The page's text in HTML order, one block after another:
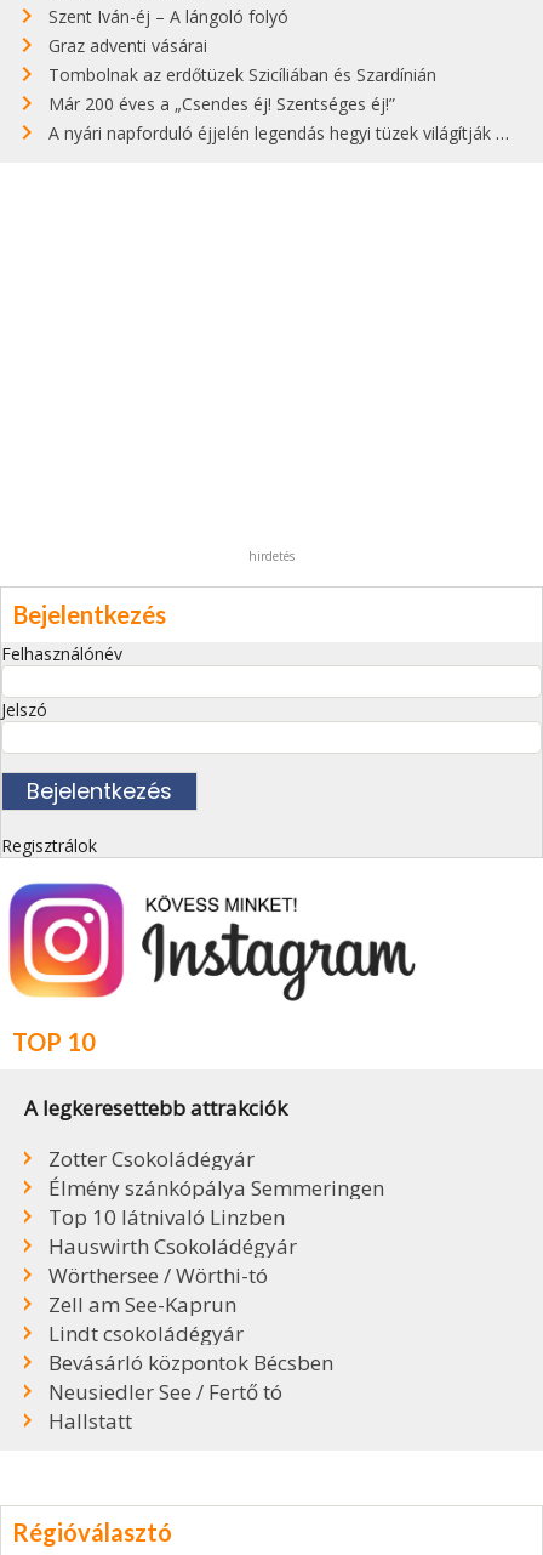
Szent Iván-éj – A lángoló folyó
Graz adventi vásárai
Tombolnak az erdőtüzek Szicíliában és Szardínián
Már 200 éves a „Csendes éj! Szentséges éj!”
A nyári napforduló éjjelén legendás hegyi tüzek világítják meg Zugspitzét
hirdetés
Bejelentkezés
Felhasználónév
Jelszó
Regisztrálok
TOP 10
A legkeresettebb attrakciók
Zotter Csokoládégyár
Élmény szánkópálya Semmeringen
Top 10 látnivaló Linzben
Hauswirth Csokoládégyár
Wörthersee / Wörthi-tó
Zell am See-Kaprun
Lindt csokoládégyár
Bevásárló központok Bécsben
Neusiedler See / Fertő tó
Hallstatt
Régióválasztó